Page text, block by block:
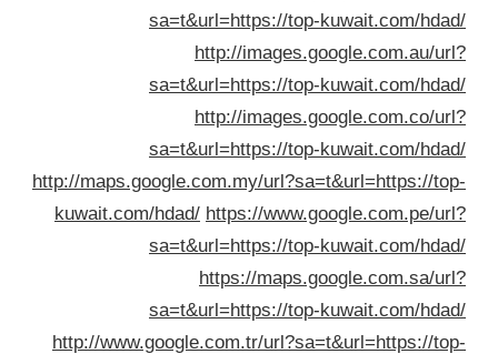
sa=t&url=https://top-kuwait.com/
http://images.google.com.au/
sa=t&url=https://top-kuwait.com/
http://images.google.com.co/
sa=t&url=https://top-kuwait.com/
http://maps.google.com.my/url?sa=t&url=https://
kuwait.com/hdad/ https://www.google.com.pe/
sa=t&url=https://top-kuwait.com/
https://maps.google.com.sa/
sa=t&url=https://top-kuwait.com/
http://www.google.com.tr/url?sa=t&url=https://